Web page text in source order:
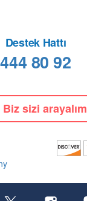
Destek Hattı
444 80 92
Biz sizi arayalım